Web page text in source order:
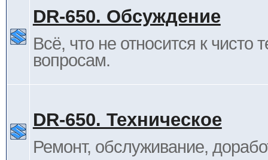
DR-650. Обсуждение
Всё, что не относится к чисто
вопросам.
DR-650. Техническое
Ремонт, обслуживание,